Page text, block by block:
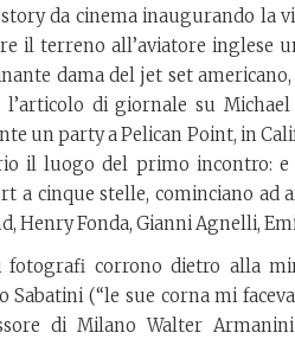
da cinema inaugurando la
il terreno all’aviatore inglese
dama del jet set
di giornale su
un party a Pelican Point, in
il luogo del primo incontro: e
a cinque stelle, cominciano ad
Henry Fonda, Gianni Agnelli,
fotografi corrono dietro alla
Sabatini (“le sue corna mi
di Milano Walter